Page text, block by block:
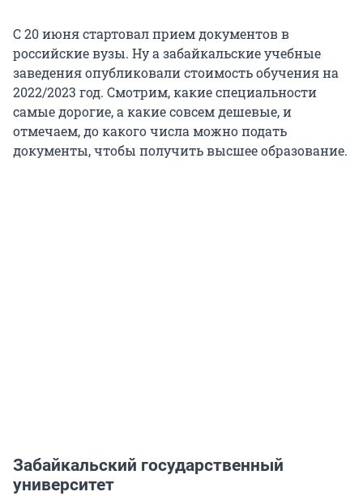
С 20 июня стартовал прием документов в
российские вузы. Ну а забайкальские учебные
заведения опубликовали стоимость обучения на
2022/2023 год. Смотрим, какие специальности
самые дорогие, а какие совсем дешевые, и
отмечаем, до какого числа можно подать
документы, чтобы получить высшее образование.
Забайкальский государственный
университет